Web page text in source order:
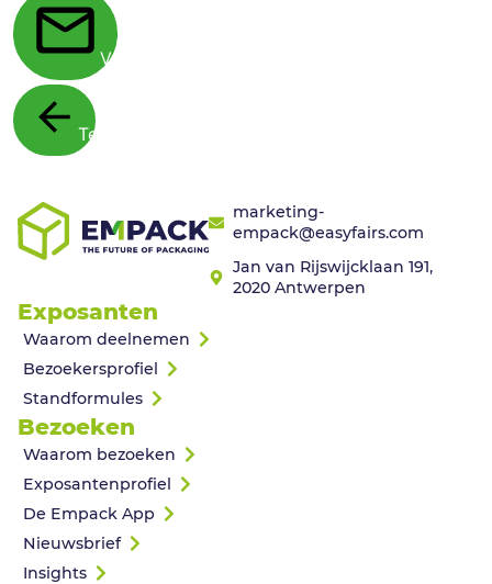
Verstuur
Terug
marketing-
empack@easyfairs.com
Jan van Rijswijcklaan 191,
2020 Antwerpen
Exposanten
Waarom deelnemen
Bezoekersprofiel
Standformules
Bezoeken
Waarom bezoeken
Exposantenprofiel
De Empack App
Nieuwsbrief
Insights